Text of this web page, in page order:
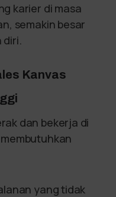
karier di masa
semakin besar
diri.
Kanvas
dan bekerja di
yang tidak